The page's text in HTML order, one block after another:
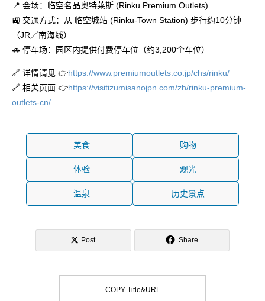
📍 会场：临空名品奥特莱斯 (Rinku Premium Outlets)
🚉 交通方式：从 临空城站 (Rinku-Town Station) 步行约10分钟
（JR／南海线）
🚗 停车场：园区内提供付费停车位（约3,200个车位）
🔗 详情请见 👉https://www.premiumoutlets.co.jp/chs/rinku/
🔗 相关页面 👉https://visitizumisanojpn.com/zh/rinku-premium-
outlets-cn/
美食 购物
体验 观光
温泉 历史景点
Post Share
COPY Title&URL